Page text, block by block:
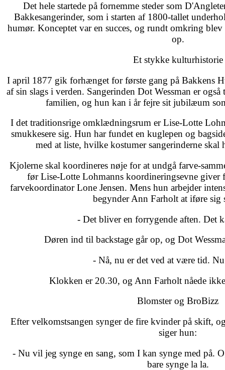
Det hele startede på fornemme steder som
Bakkesangerinder, som i starten af 1800-tallet
humør. Konceptet var en succes, og rundt omkring blev
op.
Et stykke kulturhistorie
I april 1877 gik forhænget for første gang på Bakkens
af sin slags i verden. Sangerinden Dot Wessman er
familien, og hun kan i år fejre sit jubilæum
I det traditionsrige omklædningsrum er Lise-Lotte
smukkesere sig. Hun har fundet en kuglepen og
med at liste, hvilke kostumer sangerinderne skal
Kjolerne skal koordineres nøje for at undgå farve-
før Lise-Lotte Lohmanns koordineringsevne giver
farvekoordinator Lone Jensen. Mens hun arbejder
begynder Ann Farholt at iføre sig
- Det bliver en forrygende aften. Det
Døren ind til backstage går op, og Dot
- Nå, nu er det ved at være tid.
Klokken er 20.30, og Ann Farholt nåede
Blomster og BroBizz
Efter velkomstsangen synger de fire kvinder på skift,
siger hun:
- Nu vil jeg synge en sang, som I kan synge med på.
bare synge la la.